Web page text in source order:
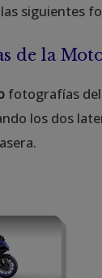
siguientes
de la
fotografías
los dos